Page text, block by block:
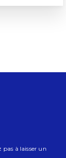
à laisser un